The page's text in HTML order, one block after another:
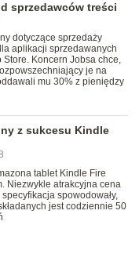
sprzedawców treści
dotyczące sprzedaży
aplikacji sprzedawanych
Store. Koncern Jobsa chce,
je na
mu 30% z pieniędzy
z sukcesu Kindle
tablet Kindle Fire
Niezwykle atrakcyjna cena
spowodowały,
jest codziennie 50